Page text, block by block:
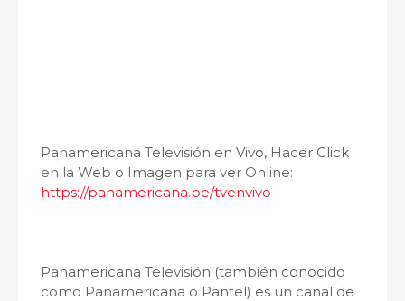
Panamericana Televisión en Vivo, Hacer Click
en la Web o Imagen para ver Online:
https://panamericana.pe/tvenvivo
Panamericana Televisión (también conocido
como Panamericana o Pantel) es un canal de